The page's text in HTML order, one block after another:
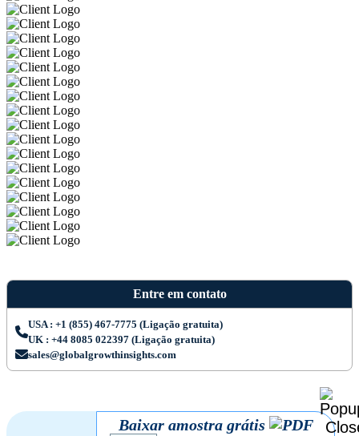
Entre em contato
USA : +1 (855) 467-7775 (Ligação gratuita)
UK : +44 8085 022397 (Ligação gratuita)
sales@globalgrowthinsights.com
Baixar amostra grátis